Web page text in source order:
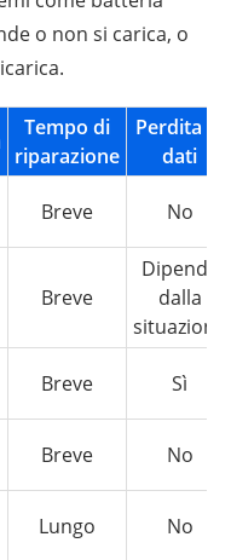
o non si carica, o
Tempo di
riparazione
Perdita di
dati
Breve No
Breve
Dipende
dalla
situazione
Breve Sì
Breve No
Lungo No